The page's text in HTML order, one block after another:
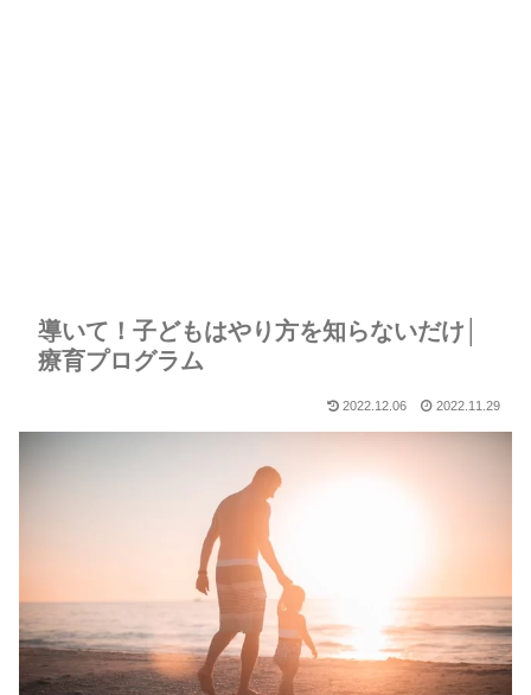
導いて！子どもはやり方を知らないだけ│
療育プログラム
2022.12.06 2022.11.29